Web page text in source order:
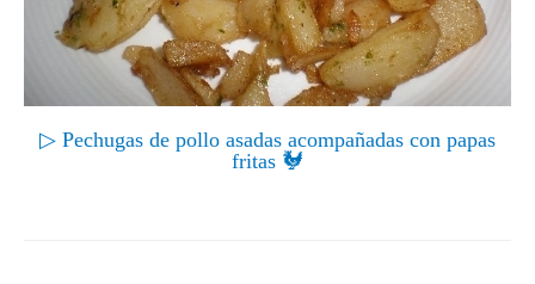
▷ Pechugas de pollo asadas acompañadas con papas
fritas 🐓